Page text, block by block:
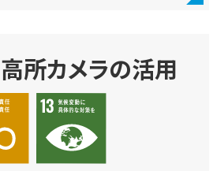
所カメラの活用